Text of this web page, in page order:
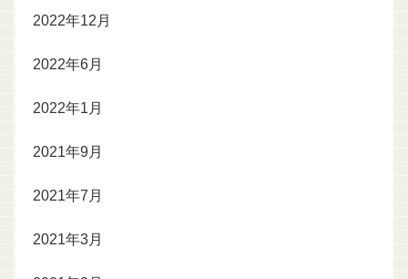
2022年12月
2022年6月
2022年1月
2021年9月
2021年7月
2021年3月